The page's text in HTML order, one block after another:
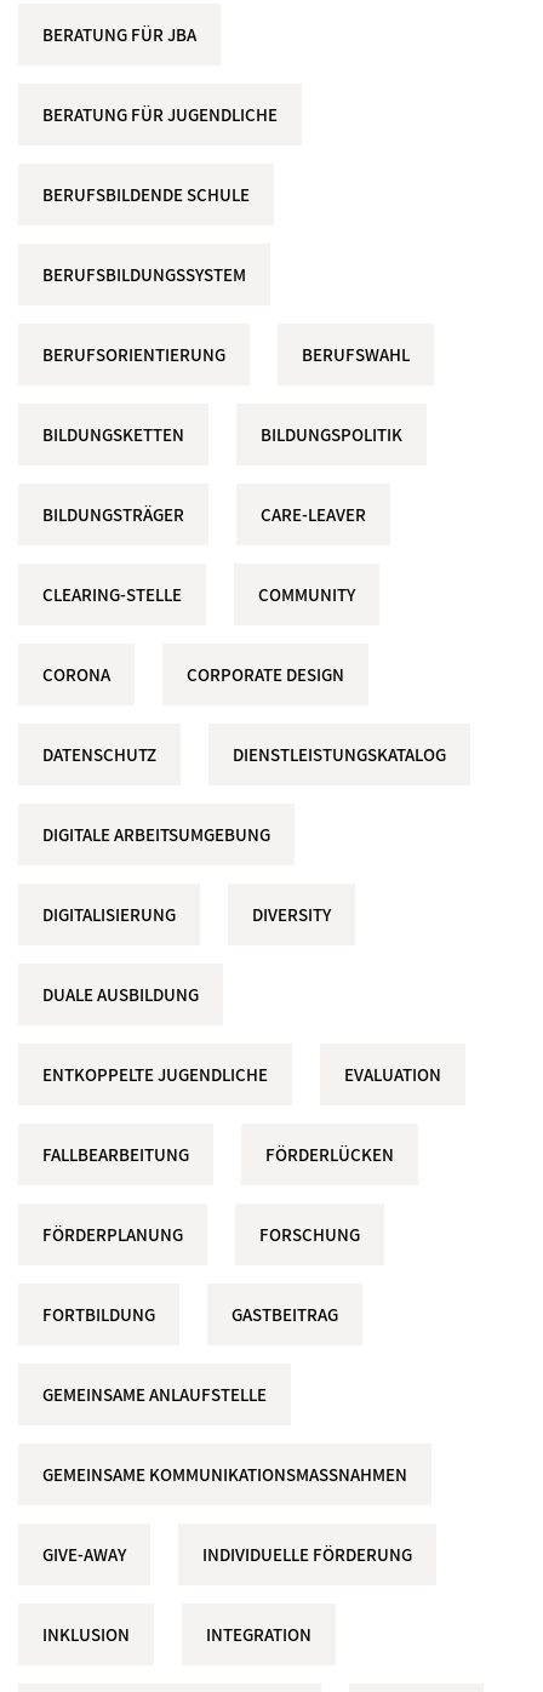
BERATUNG FÜR JBA
BERATUNG FÜR JUGENDLICHE
BERUFSBILDENDE SCHULE
BERUFSBILDUNGSSYSTEM
BERUFSORIENTIERUNG BERUFSWAHL
BILDUNGSKETTEN BILDUNGSPOLITIK
BILDUNGSTRÄGER CARE-LEAVER
CLEARING-STELLE COMMUNITY
CORONA CORPORATE DESIGN
DATENSCHUTZ DIENSTLEISTUNGSKATALOG
DIGITALE ARBEITSUMGEBUNG
DIGITALISIERUNG DIVERSITY
DUALE AUSBILDUNG
ENTKOPPELTE JUGENDLICHE EVALUATION
FALLBEARBEITUNG FÖRDERLÜCKEN
FÖRDERPLANUNG FORSCHUNG
FORTBILDUNG GASTBEITRAG
GEMEINSAME ANLAUFSTELLE
GEMEINSAME KOMMUNIKATIONSMASSNAHMEN
GIVE-AWAY INDIVIDUELLE FÖRDERUNG
INKLUSION INTEGRATION